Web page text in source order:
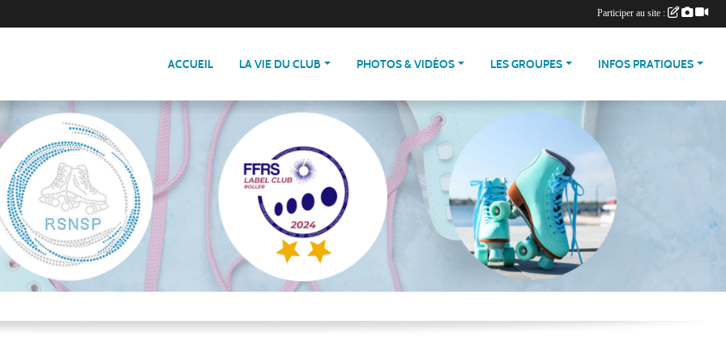
ACCUEIL LA VIE DU CLUB PHOTOS & VIDÉOS LES GROUPES INFOS PRATIQUES
Participer au site :